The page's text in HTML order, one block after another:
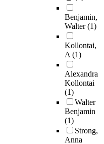
Benjamin,
Walter(1)
Kollontai,
A(1)
Alexandra
Kollontai
(1)
Walter
Benjamin
(1)
Strong,
Anna